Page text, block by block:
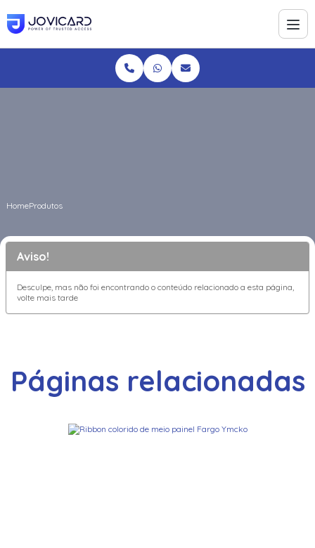
HomeProdutos
Aviso!
Desculpe, mas não foi encontrando o conteúdo relacionado a esta página,
volte mais tarde
Páginas relacionadas